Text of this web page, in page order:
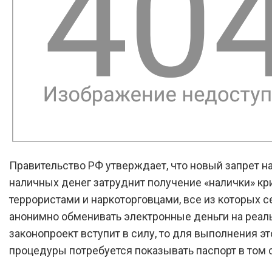
Правительство РФ утверждает, что новый запрет
наличных денег затруднит получение «налички»
террористами и наркоторговцами, все из которых
анонимно обменивать электронные деньги на
законопроект вступит в силу, то для выполнения
процедуры потребуется показывать паспорт в том